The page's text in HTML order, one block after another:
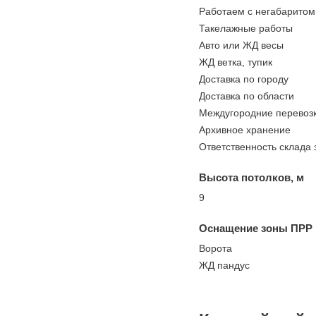
Работаем с негабаритом
Такелажные работы
Авто или ЖД весы
ЖД ветка, тупик
Доставка по городу
Доставка по области
Междугородние
Архивное хранение
Ответственность склада
Высота потолков, м
9
Оснащение зоны ПРР
Ворота
ЖД пандус